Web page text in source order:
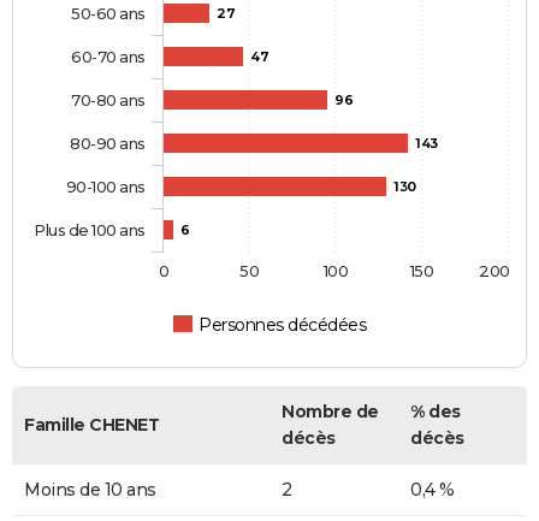
27
47
96
143
130
6
Personnes décédées
50-60 ans
60-70 ans
70-80 ans
80-90 ans
90-100 ans
Plus de 100 ans
0 50 100 150 200
Famille CHENET
Nombre de
décès
% des
décès
Moins de 10 ans 2 0,4 %